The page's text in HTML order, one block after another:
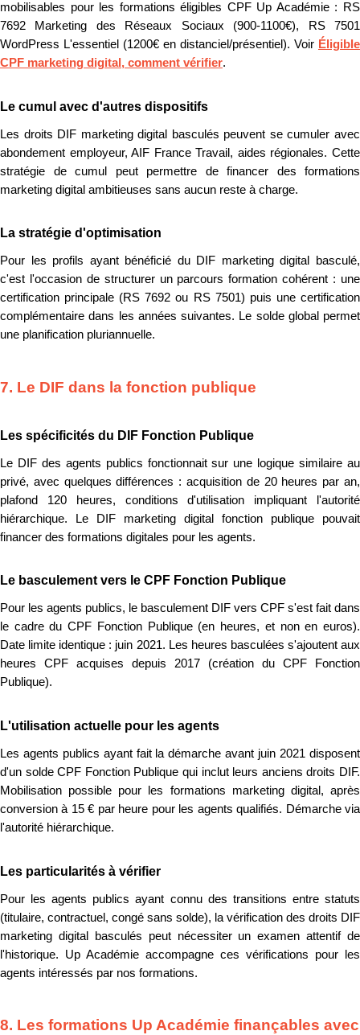
mobilisables pour les formations éligibles CPF Up Académie : RS
7692 Marketing des Réseaux Sociaux (900-1100€), RS 7501
WordPress L'essentiel (1200€ en distanciel/présentiel). Voir Éligible
CPF marketing digital, comment vérifier.
Le cumul avec d'autres dispositifs
Les droits DIF marketing digital basculés peuvent se cumuler avec
abondement employeur, AIF France Travail, aides régionales. Cette
stratégie de cumul peut permettre de financer des formations
marketing digital ambitieuses sans aucun reste à charge.
La stratégie d'optimisation
Pour les profils ayant bénéficié du DIF marketing digital basculé,
c'est l'occasion de structurer un parcours formation cohérent : une
certification principale (RS 7692 ou RS 7501) puis une certification
complémentaire dans les années suivantes. Le solde global permet
une planification pluriannuelle.
7. Le DIF dans la fonction publique
Les spécificités du DIF Fonction Publique
Le DIF des agents publics fonctionnait sur une logique similaire au
privé, avec quelques différences : acquisition de 20 heures par an,
plafond 120 heures, conditions d'utilisation impliquant l'autorité
hiérarchique. Le DIF marketing digital fonction publique pouvait
financer des formations digitales pour les agents.
Le basculement vers le CPF Fonction Publique
Pour les agents publics, le basculement DIF vers CPF s'est fait dans
le cadre du CPF Fonction Publique (en heures, et non en euros).
Date limite identique : juin 2021. Les heures basculées s'ajoutent aux
heures CPF acquises depuis 2017 (création du CPF Fonction
Publique).
L'utilisation actuelle pour les agents
Les agents publics ayant fait la démarche avant juin 2021 disposent
d'un solde CPF Fonction Publique qui inclut leurs anciens droits DIF.
Mobilisation possible pour les formations marketing digital, après
conversion à 15 € par heure pour les agents qualifiés. Démarche via
l'autorité hiérarchique.
Les particularités à vérifier
Pour les agents publics ayant connu des transitions entre statuts
(titulaire, contractuel, congé sans solde), la vérification des droits DIF
marketing digital basculés peut nécessiter un examen attentif de
l'historique. Up Académie accompagne ces vérifications pour les
agents intéressés par nos formations.
8. Les formations Up Académie finançables avec